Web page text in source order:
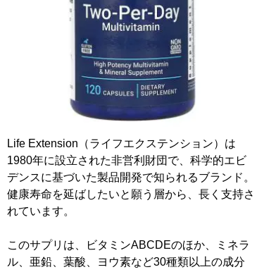
Life Extension（ライフエクステンション）は
1980年に設立された非営利財団で、科学的エビ
デンスに基づいた製品開発で知られるブランド。
健康寿命を延ばしたいと願う層から、長く支持さ
れています。
このサプリは、ビタミンABCDEのほか、ミネラ
ル、亜鉛、葉酸、ヨウ素など30種類以上の成分